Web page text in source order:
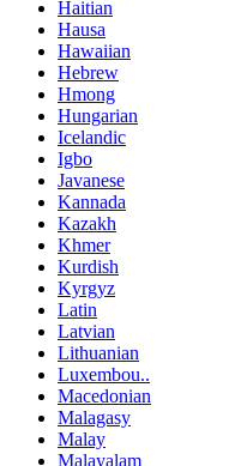
Haitian
Hausa
Hawaiian
Hebrew
Hmong
Hungarian
Icelandic
Igbo
Javanese
Kannada
Kazakh
Khmer
Kurdish
Kyrgyz
Latin
Latvian
Lithuanian
Luxembou..
Macedonian
Malagasy
Malay
Malayalam